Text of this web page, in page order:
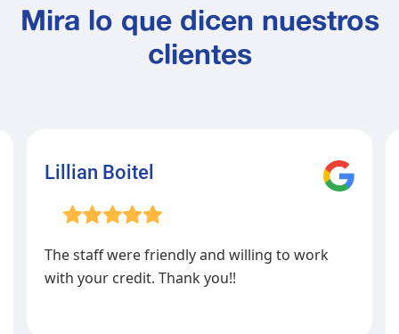
Mira lo que dicen nuestros
clientes
Lillian Boitel
The staff were friendly and willing to work
with your credit. Thank you!!